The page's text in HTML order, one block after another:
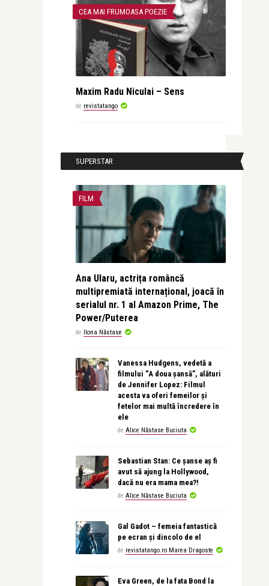
CEA MAI FRUMOASA POEZIE
Maxim Radu Niculai – Sens
de revistatango
SUPERSTAR
FILM
Ana Ularu, actrița româncă
multipremiată internațional, joacă în
serialul nr. 1 al Amazon Prime, The
Power/Puterea
de Ilona Năstase
Vanessa Hudgens, vedetă a
filmului “A doua șansă”, alături
de Jennifer Lopez: Filmul
acesta va oferi femeilor și
fetelor mai multă încredere în
ele
de Alice Năstase Buciuta
Sebastian Stan: Ce șanse aș fi
avut să ajung la Hollywood,
dacă nu era mama mea?!
de Alice Năstase Buciuta
Gal Gadot – femeia fantastică
pe ecran și dincolo de el
de revistatango.ro Marea Dragoste
Eva Green, de la fata Bond la